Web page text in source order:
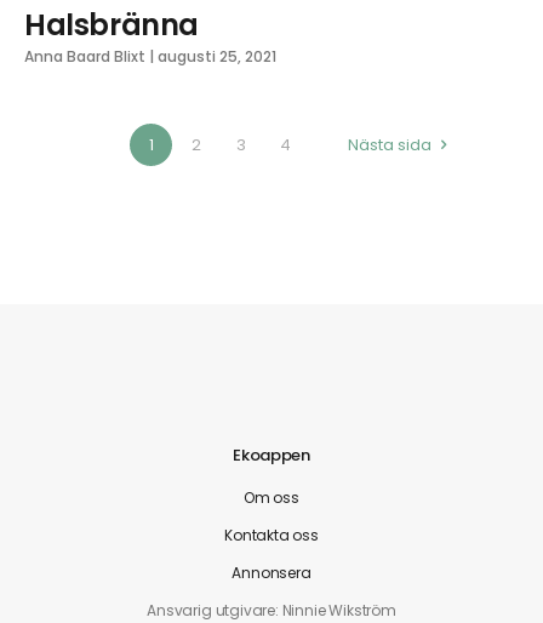
Halsbränna
Anna Baard Blixt | augusti 25, 2021
1 2 3 4 Nästa sida
Ekoappen
Om oss
Kontakta oss
Annonsera
Ansvarig utgivare: Ninnie Wikström